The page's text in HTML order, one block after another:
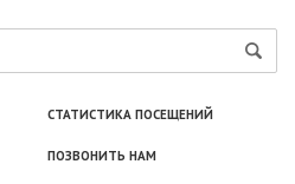
СТАТИСТИКА ПОСЕЩЕНИЙ
ПОЗВОНИТЬ НАМ